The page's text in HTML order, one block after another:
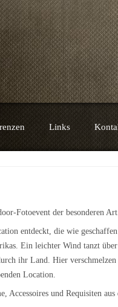
Links
Fotoevent der besonderen
entdeckt, die wie
Ein leichter Wind tanzt über
ihr Land. Hier
Location.
Accessoires und Requisiten